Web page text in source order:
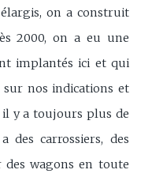
on a construit
2000, on a eu une
implantés ici et qui
nos indications et
y a toujours plus de
des carrossiers, des
wagons en toute